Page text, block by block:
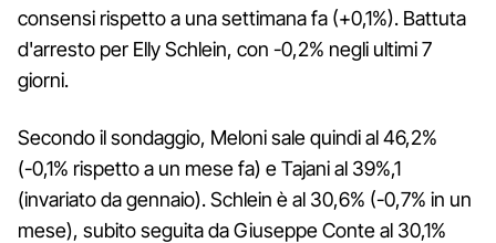
consensi rispetto a una settimana fa (+0,1%). Battuta
d'arresto per Elly Schlein, con -0,2% negli ultimi 7
giorni.
Secondo il sondaggio, Meloni sale quindi al 46,2%
(-0,1% rispetto a un mese fa) e Tajani al 39%,1
(invariato da gennaio). Schlein è al 30,6% (-0,7% in un
mese), subito seguita da Giuseppe Conte al 30,1%